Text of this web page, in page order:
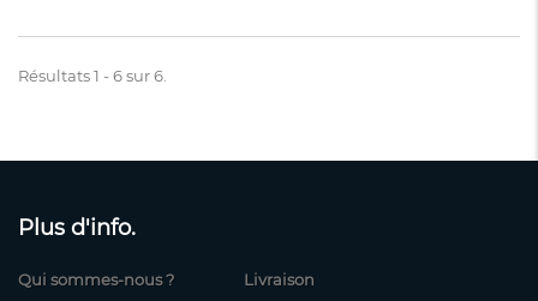
Résultats 1 - 6 sur 6.
Plus d'info.
Qui sommes-nous ?
Livraison